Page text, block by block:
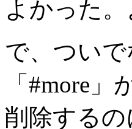
よかった
で、つい
「#more
削除する